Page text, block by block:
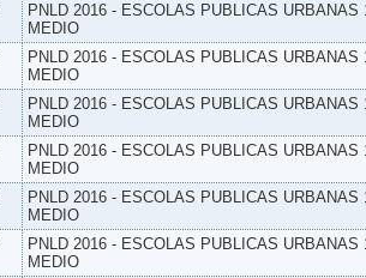
PNLD 2016 - ESCOLAS PUBLICAS URBANAS
MEDIO
PNLD 2016 - ESCOLAS PUBLICAS URBANAS
MEDIO
PNLD 2016 - ESCOLAS PUBLICAS URBANAS
MEDIO
PNLD 2016 - ESCOLAS PUBLICAS URBANAS
MEDIO
PNLD 2016 - ESCOLAS PUBLICAS URBANAS
MEDIO
PNLD 2016 - ESCOLAS PUBLICAS URBANAS
MEDIO